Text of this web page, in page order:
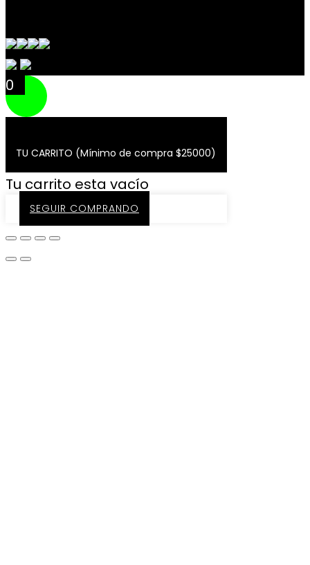
0
TU CARRITO (Mínimo de compra $25000)
Tu carrito esta vacío
SEGUIR COMPRANDO